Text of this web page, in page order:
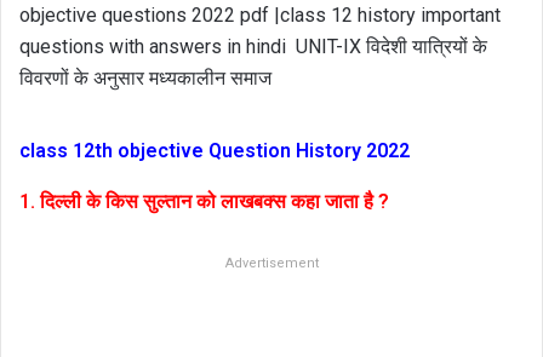
objective questions 2022 pdf |class 12 history important
questions with answers in hindi UNIT-IX विदेशी यात्रियों के
विवरणों के अनुसार मध्यकालीन समाज
class 12th objective Question History 2022
1. दिल्ली के किस सुल्तान को लाखबक्स कहा जाता है ?
Advertisement